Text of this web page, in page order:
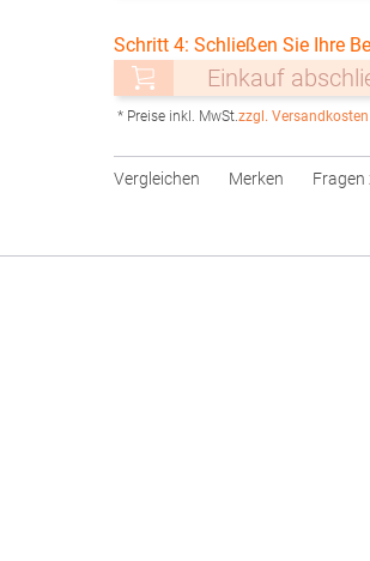
Schritt 4: Schließen Sie Ihre
Einkauf
* Preise inkl. MwSt.zzgl. Versandkosten
Vergleichen Merken Fragen